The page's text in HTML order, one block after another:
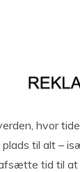
hvor
til alt –
tid til at